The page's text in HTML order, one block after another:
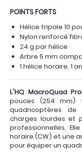
POINTS FORTS
Hélice tripale 10
Nylon renforcé
24 g par hélice
Arbre 5 mm
1 hélice horaire, 1
L'HQ MacroQuad
pouces (254 mm)
quadricoptères
charges lourdes et
professionnelles.
horaire (CW) et une
pour équiper un